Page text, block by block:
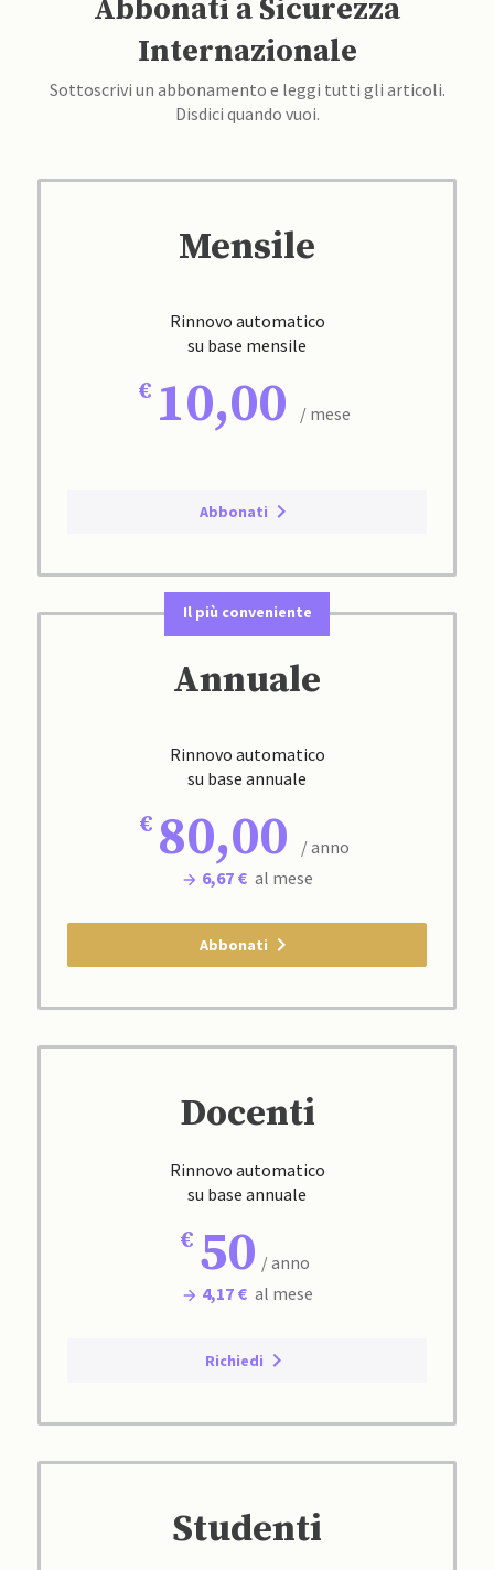
Abbonati a Sicurezza
Internazionale
Sottoscrivi un abbonamento e leggi tutti gli articoli.
Disdici quando vuoi.
Mensile
Rinnovo automatico
su base mensile
10,00 / mese
Abbonati
Il più conveniente
Annuale
Rinnovo automatico
su base annuale
80,00
/ anno
6,67 € al mese
Abbonati
Docenti
Rinnovo automatico
su base annuale
50 / anno
4,17 € al mese
Richiedi
Studenti